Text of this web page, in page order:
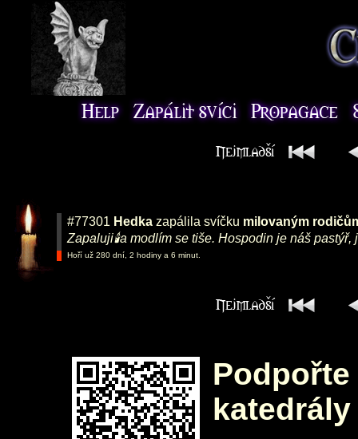
#77301 Hedka zapálila svíčku milovaným
Zapaluji🕯️a modlím se tiše. Hospodin je náš
Hoří už 280 dní, 2 hodiny a 6 minut.
katedrály